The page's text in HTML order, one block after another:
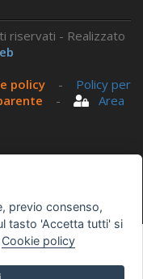
riservati - Realizzato
policy- Policy per
-
Area
previo consenso,
tasto 'Accetta tutti' si
Cookie policy